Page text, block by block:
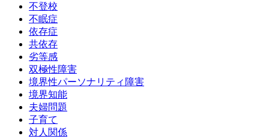
不登校
不眠症
依存症
共依存
劣等感
双極性障害
境界性パーソナリティ障害
境界知能
夫婦問題
子育て
対人関係